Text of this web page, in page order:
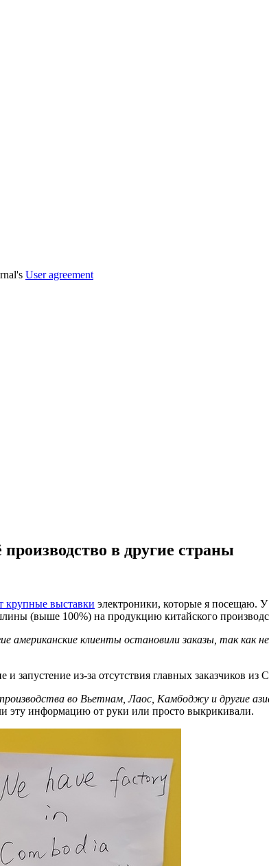
User agreement
в другие страны
крупные выставки электроники, которые я посещаю. У
(выше 100%) на продукцию китайского
американские клиенты остановили заказы, так
запустение из-за отсутствия главных заказчиков
во Вьетнам, Лаос, Камбоджу и другие
эту информацию от руки или просто выкрикивали.